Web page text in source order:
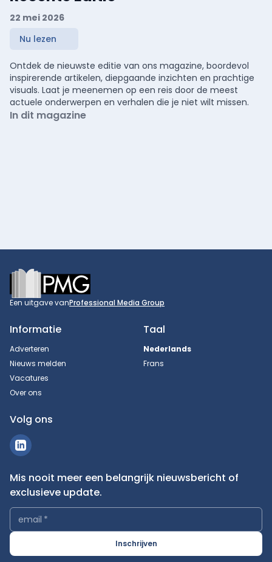
22 mei 2026
Nu lezen
Ontdek de nieuwste editie van ons magazine, boordevol
inspirerende artikelen, diepgaande inzichten en prachtige
visuals. Laat je meenemen op een reis door de meest
actuele onderwerpen en verhalen die je niet wilt missen.
In dit magazine
Footer
Een uitgave vanProfessional Media Group
Informatie
Adverteren
Nieuws melden
Vacatures
Over ons
Taal
Nederlands
Frans
Volg ons
Mis nooit meer een belangrijk nieuwsbericht of
exclusieve update.
email *
Inschrijven